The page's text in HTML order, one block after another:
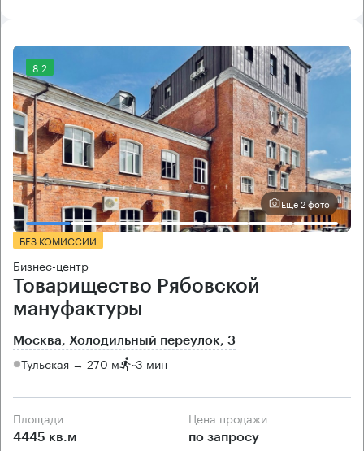
8.2
Еще 2 фото
БЕЗ КОМИССИИ
Бизнес-центр
Товарищество Рябовской
мануфактуры
Москва, Холодильный переулок, 3
Тульская → 270 м ~3 мин
Площади
4445 кв.м
Цена продажи
по запросу